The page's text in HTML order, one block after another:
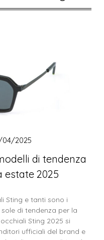
di tendenza
estate 2025
2025
Sting e tanti sono i
di tendenza per la
Sting 2025 si
ufficiali del brand e